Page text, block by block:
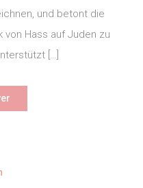
und betont die
von Hass auf Juden zu
[…]